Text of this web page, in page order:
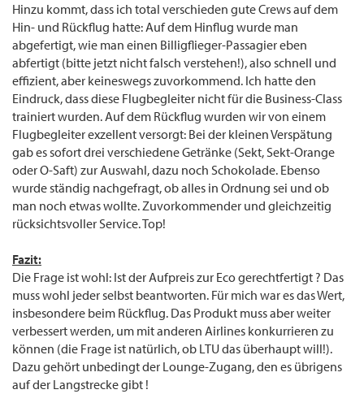
Hinzu kommt, dass ich total verschieden gute Crews auf dem
Hin- und Rückflug hatte: Auf dem Hinflug wurde man
abgefertigt, wie man einen Billigflieger-Passagier eben
abfertigt (bitte jetzt nicht falsch verstehen!), also schnell und
effizient, aber keineswegs zuvorkommend. Ich hatte den
Eindruck, dass diese Flugbegleiter nicht für die Business-Class
trainiert wurden. Auf dem Rückflug wurden wir von einem
Flugbegleiter exzellent versorgt: Bei der kleinen Verspätung
gab es sofort drei verschiedene Getränke (Sekt, Sekt-Orange
oder O-Saft) zur Auswahl, dazu noch Schokolade. Ebenso
wurde ständig nachgefragt, ob alles in Ordnung sei und ob
man noch etwas wollte. Zuvorkommender und gleichzeitig
rücksichtsvoller Service. Top!
Fazit:
Die Frage ist wohl: Ist der Aufpreis zur Eco gerechtfertigt ? Das
muss wohl jeder selbst beantworten. Für mich war es das Wert,
insbesondere beim Rückflug. Das Produkt muss aber weiter
verbessert werden, um mit anderen Airlines konkurrieren zu
können (die Frage ist natürlich, ob LTU das überhaupt will!).
Dazu gehört unbedingt der Lounge-Zugang, den es übrigens
auf der Langstrecke gibt !